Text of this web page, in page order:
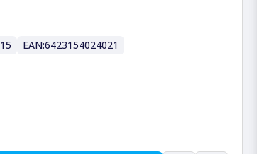
EAN:6423154024021